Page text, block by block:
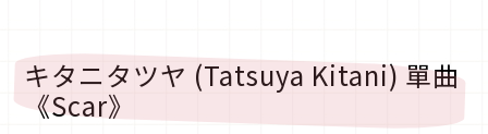
キタニタツヤ (Tatsuya Kitani)單曲
《Scar》